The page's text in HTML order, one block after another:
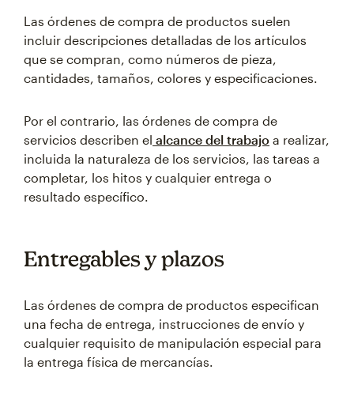
Las órdenes de compra de productos suelen
incluir descripciones detalladas de los artículos
que se compran, como números de pieza,
cantidades, tamaños, colores y especificaciones.
Por el contrario, las órdenes de compra de
servicios describen el alcance del trabajo a realizar,
incluida la naturaleza de los servicios, las tareas a
completar, los hitos y cualquier entrega o
resultado específico.
Entregables y plazos
Las órdenes de compra de productos especifican
una fecha de entrega, instrucciones de envío y
cualquier requisito de manipulación especial para
la entrega física de mercancías.